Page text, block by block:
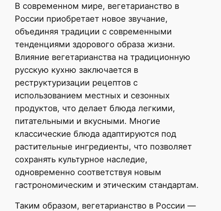
В современном мире, вегетарианство в
России приобретает новое звучание,
объединяя традиции с современными
тенденциями здорового образа жизни.
Влияние вегетарианства на традиционную
русскую кухню заключается в
реструктуризации рецептов с
использованием местных и сезонных
продуктов, что делает блюда легкими,
питательными и вкусными. Многие
классические блюда адаптируются под
растительные ингредиенты, что позволяет
сохранять культурное наследие,
одновременно соответствуя новым
гастрономическим и этическим стандартам.
Таким образом, вегетарианство в России —